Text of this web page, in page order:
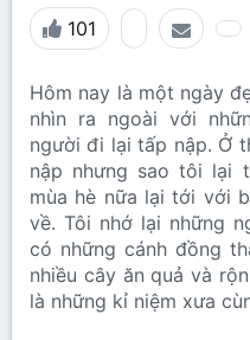
101
Hôm nay là một ngày
nhìn ra ngoài với
người đi lại tấp nập. Ở
nập nhưng sao tôi lại
mùa hè nữa lại tới với
về. Tôi nhớ lại những
có những cánh đồng
nhiều cây ăn quả và
là những kỉ niệm xưa